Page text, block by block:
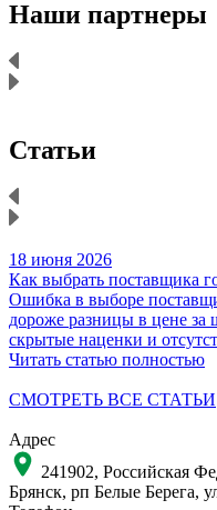
Наши партнеры
Статьи
18 июня 2026
Как выбрать поставщика
Ошибка в выборе
дороже разницы в цене за
скрытые наценки и
Читать статью полностью
СМОТРЕТЬ ВСЕ СТАТЬИ
Адрес
241902, Российская
Брянск, рп Белые Берега,